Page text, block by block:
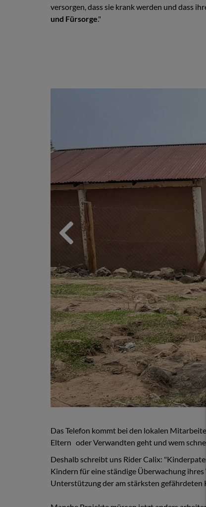
versorgen, dass sie krank werden und dass
und Fürsorge."
Previous
Das Telefon kommt bei den lokalen
Eltern oder Verwandten geht und wem
Deshalb schreibt uns Rider Calix:
Kindern für eine ständige Überwachung
Unterstützung der am stärksten gefährdeten